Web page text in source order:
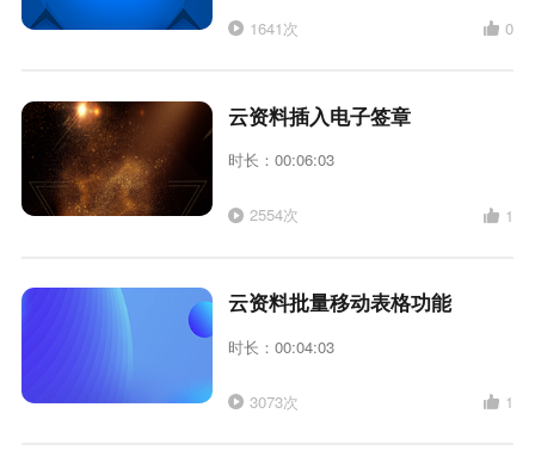
1641次 0
云资料插入电子签章
时长：00:06:03
2554次 1
云资料批量移动表格功能
时长：00:04:03
3073次 1